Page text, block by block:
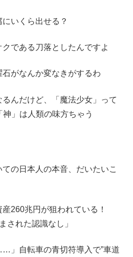
いくら出せる？
である刀落としたんですよ
がなんか変なきがするわ
るんだけど、「魔法少女」って
」は人類の味方ちゃう
ての日本人の本音、だいたいこ
260兆円が狙われている！
された認識なし」
」自転車の青切符導入で”車道